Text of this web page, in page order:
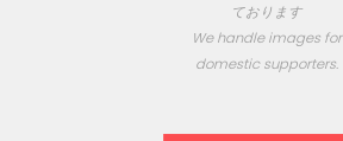
ております
We handle images for
domestic supporters.